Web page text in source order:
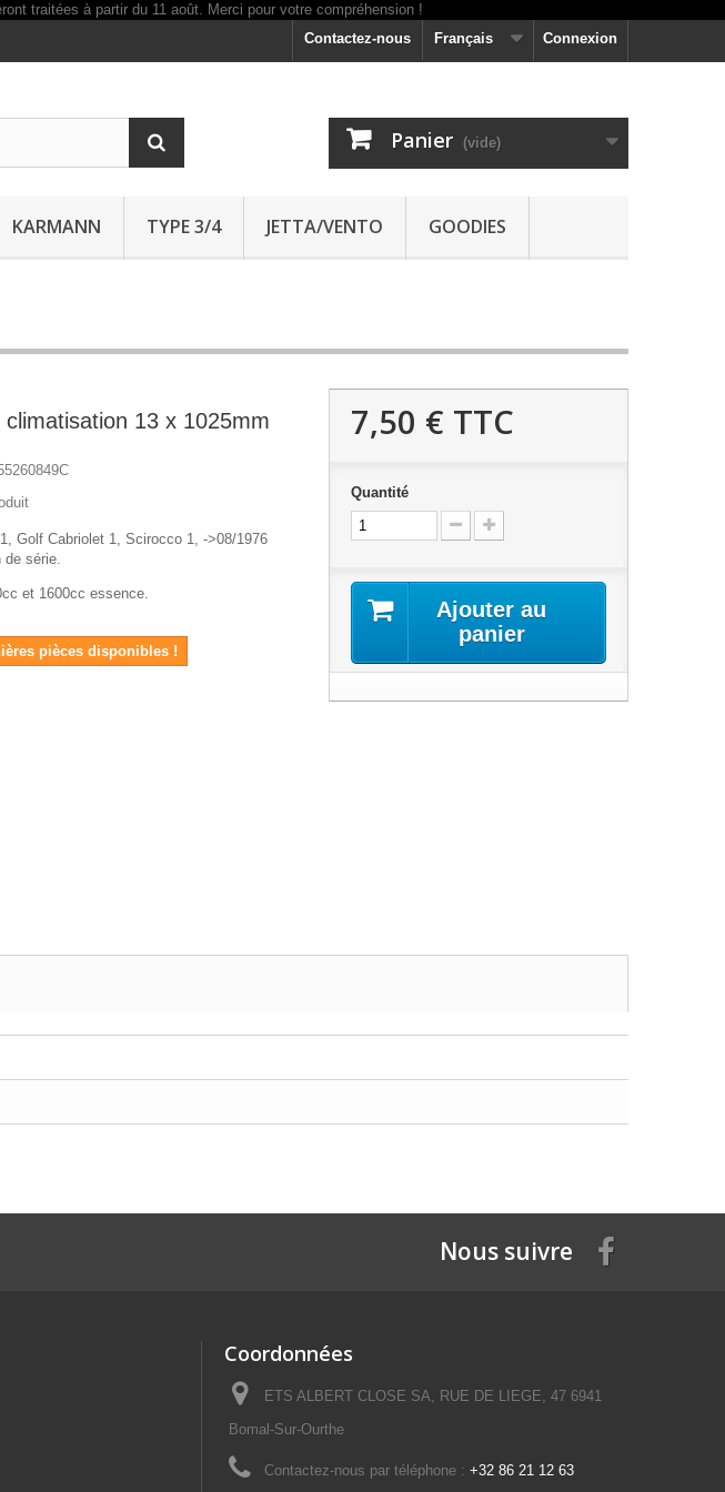
Connexion
Français
Contactez-nous
Panier (vide)
KARMANN TYPE 3/4 JETTA/VENTO GOODIES
climatisation 13 x 1025mm
Golf Cabriolet 1, Scirocco 1, ->08/1976
de série.
et 1600cc essence.
pièces disponibles !
7,50 € TTC
Quantité
Ajouter au
panier
Nous suivre
Coordonnées
ETS ALBERT CLOSE SA, RUE DE LIEGE, 47 6941
Bomal-Sur-Ourthe
Contactez-nous par téléphone : +32 86 21 12 63